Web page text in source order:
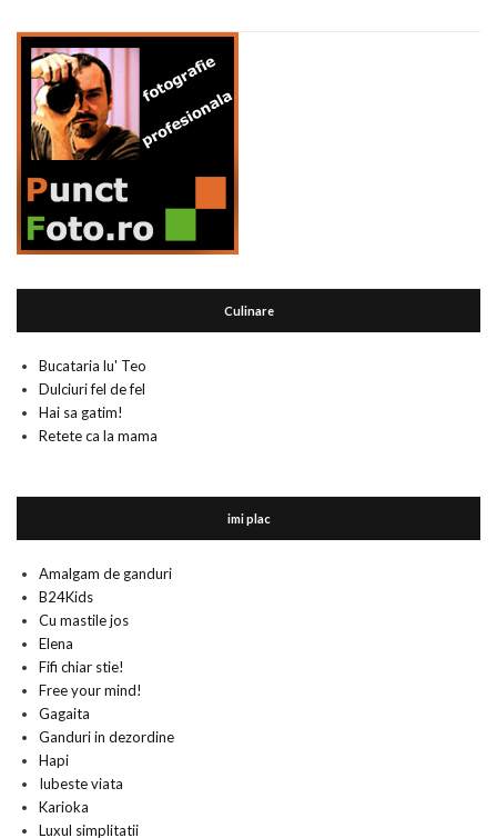
Culinare
Bucataria lu' Teo
Dulciuri fel de fel
Hai sa gatim!
Retete ca la mama
imi plac
Amalgam de ganduri
B24Kids
Cu mastile jos
Elena
Fifi chiar stie!
Free your mind!
Gagaita
Ganduri in dezordine
Hapi
Iubeste viata
Karioka
Luxul simplitatii